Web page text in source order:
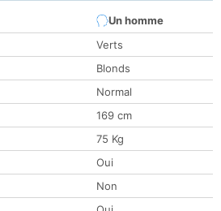
Un homme
Verts
Blonds
Normal
169 cm
75 Kg
Oui
Non